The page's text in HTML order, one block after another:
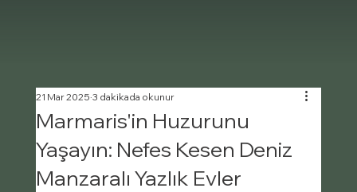
Marmaris'in Huzurunu
Yaşayın: Nefes Kesen Deniz
Manzaralı Yazlık Evler
21 Mar 2025 3 dakikada okunur